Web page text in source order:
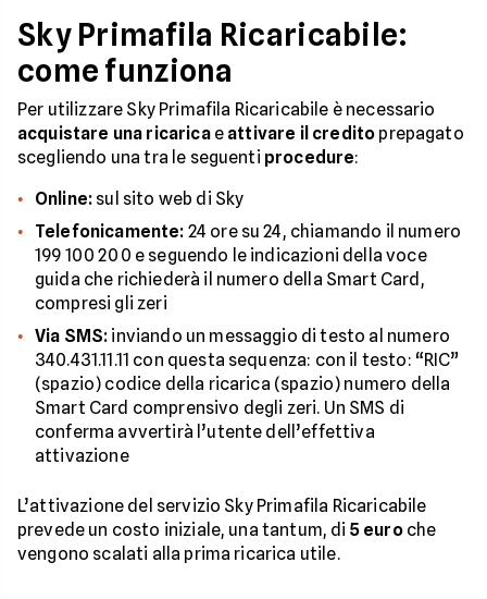
Sky Primafila Ricaricabile:
come funziona
Per utilizzare Sky Primafila Ricaricabile è necessario
acquistare una ricaricae attivare il credito prepagato
scegliendo una tra le seguenti procedure:
Online: sul sito web di Sky
Telefonicamente: 24 ore su 24, chiamando il numero
199 100 200 e seguendo le indicazioni della voce
guida che richiederà il numero della Smart Card,
compresi gli zeri
Via SMS: inviando un messaggio di testo al numero
340.431.11.11 con questa sequenza: con il testo: “RIC”
(spazio) codice della ricarica (spazio) numero della
Smart Card comprensivo degli zeri. Un SMS di
conferma avvertirà l’utente dell’effettiva
attivazione
L’attivazione del servizio Sky Primafila Ricaricabile
prevede un costo iniziale, una tantum, di 5 euroche
vengono scalati alla prima ricarica utile.